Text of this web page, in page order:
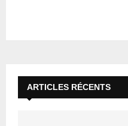
ARTICLES RÉCENTS